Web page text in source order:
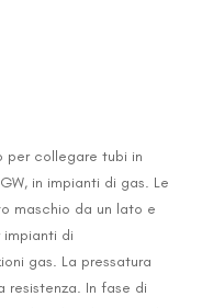
per collegare tubi in
in impianti di gas. Le
maschio da un lato e
impianti di
gas. La pressatura
resistenza. In fase di